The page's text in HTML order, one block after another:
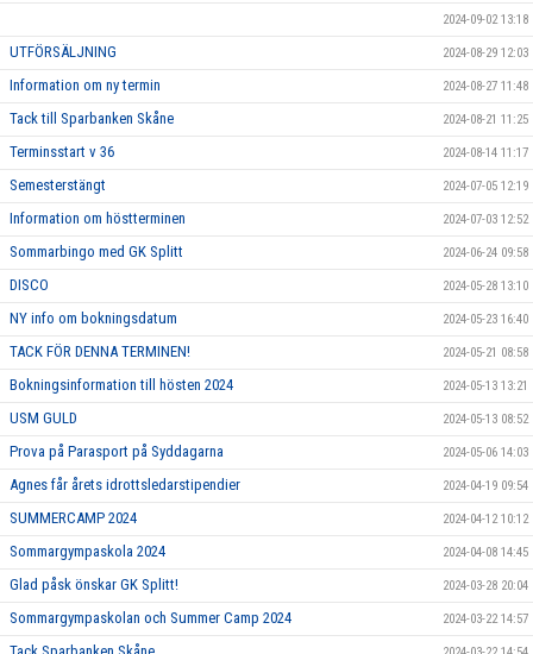
2024-09-02 13:18
UTFÖRSÄLJNING 2024-08-29 12:03
Information om ny termin 2024-08-27 11:48
Tack till Sparbanken Skåne 2024-08-21 11:25
Terminsstart v 36 2024-08-14 11:17
Semesterstängt 2024-07-05 12:19
Information om höstterminen 2024-07-03 12:52
Sommarbingo med GK Splitt 2024-06-24 09:58
DISCO 2024-05-28 13:10
NY info om bokningsdatum 2024-05-23 16:40
TACK FÖR DENNA TERMINEN! 2024-05-21 08:58
Bokningsinformation till hösten 2024 2024-05-13 13:21
USM GULD 2024-05-13 08:52
Prova på Parasport på Syddagarna 2024-05-06 14:03
Agnes får årets idrottsledarstipendier 2024-04-19 09:54
SUMMERCAMP 2024 2024-04-12 10:12
Sommargympaskola 2024 2024-04-08 14:45
Glad påsk önskar GK Splitt! 2024-03-28 20:04
Sommargympaskolan och Summer Camp 2024 2024-03-22 14:57